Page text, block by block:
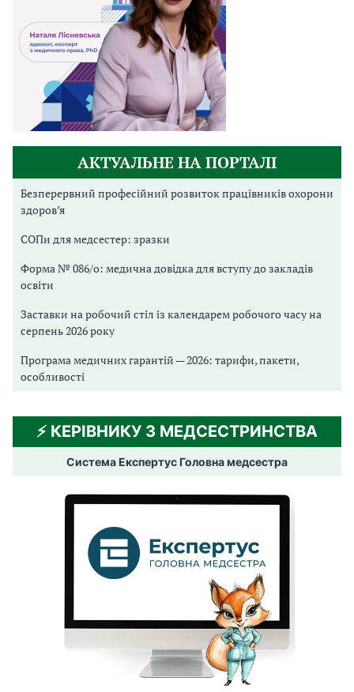
АКТУАЛЬНЕ НА ПОРТАЛІ
Безперервний професійний розвиток працівників охорони
здоров’я
СОПи для медсестер: зразки
Форма № 086/о: медична довідка для вступу до закладів
освіти
Заставки на робочий стіл із календарем робочого часу на
серпень 2026 року
Програма медичних гарантій — 2026: тарифи, пакети,
особливості
⚡️ КЕРІВНИКУ З МЕДСЕСТРИНСТВА
Система Експертус Головна медсестра